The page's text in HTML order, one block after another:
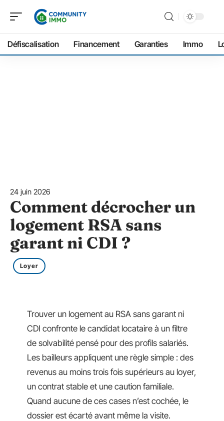
Défiscalisation Financement Garanties Immo
24 juin 2026
Comment décrocher un
logement RSA sans
garant ni CDI ?
Loyer
Trouver un logement au RSA sans garant ni
CDI confronte le candidat locataire à un filtre
de solvabilité pensé pour des profils salariés.
Les bailleurs appliquent une règle simple : des
revenus au moins trois fois supérieurs au loyer,
un contrat stable et une caution familiale.
Quand aucune de ces cases n’est cochée, le
dossier est écarté avant même la visite.